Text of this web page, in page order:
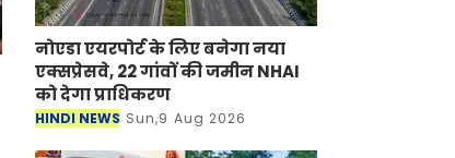
नोएडा एयरपोर्ट के लिए बनेगा नया
एक्सप्रेसवे, 22 गांवों की जमीन NHAI
को देगा प्राधिकरण
HINDI NEWS Sun,9 Aug 2026